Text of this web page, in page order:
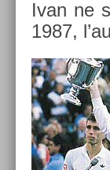
Ivan ne
1987,